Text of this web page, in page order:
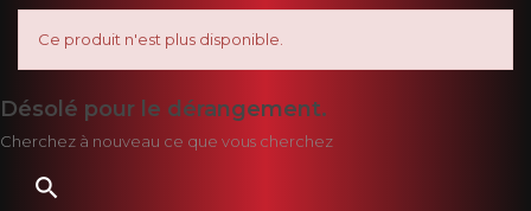
Ce produit n'est plus disponible.
Désolé pour le dérangement.
Cherchez à nouveau ce que vous cherchez